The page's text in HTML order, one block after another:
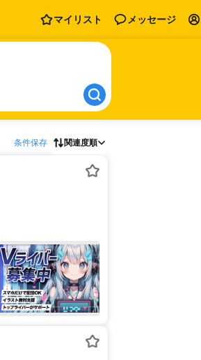
マイリスト メッセージ
条件保存 関連度順